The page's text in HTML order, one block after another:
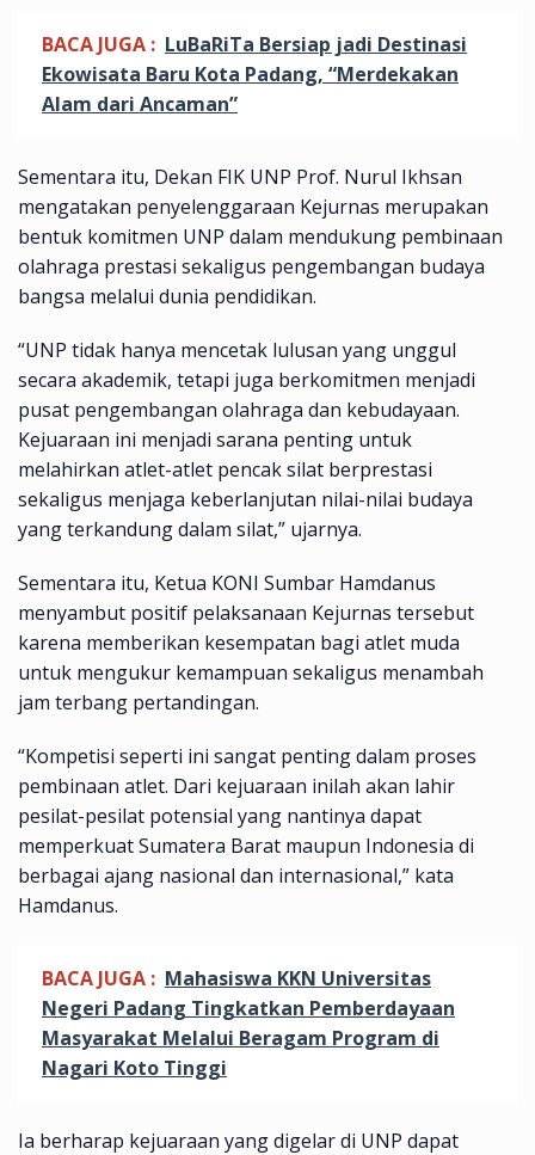
BACA JUGA : LuBaRiTa Bersiap jadi Destinasi
Ekowisata Baru Kota Padang, “Merdekakan
Alam dari Ancaman”
Sementara itu, Dekan FIK UNP Prof. Nurul Ikhsan
mengatakan penyelenggaraan Kejurnas merupakan
bentuk komitmen UNP dalam mendukung pembinaan
olahraga prestasi sekaligus pengembangan budaya
bangsa melalui dunia pendidikan.
“UNP tidak hanya mencetak lulusan yang unggul
secara akademik, tetapi juga berkomitmen menjadi
pusat pengembangan olahraga dan kebudayaan.
Kejuaraan ini menjadi sarana penting untuk
melahirkan atlet-atlet pencak silat berprestasi
sekaligus menjaga keberlanjutan nilai-nilai budaya
yang terkandung dalam silat,” ujarnya.
Sementara itu, Ketua KONI Sumbar Hamdanus
menyambut positif pelaksanaan Kejurnas tersebut
karena memberikan kesempatan bagi atlet muda
untuk mengukur kemampuan sekaligus menambah
jam terbang pertandingan.
“Kompetisi seperti ini sangat penting dalam proses
pembinaan atlet. Dari kejuaraan inilah akan lahir
pesilat-pesilat potensial yang nantinya dapat
memperkuat Sumatera Barat maupun Indonesia di
berbagai ajang nasional dan internasional,” kata
Hamdanus.
BACA JUGA : Mahasiswa KKN Universitas
Negeri Padang Tingkatkan Pemberdayaan
Masyarakat Melalui Beragam Program di
Nagari Koto Tinggi
Ia berharap kejuaraan yang digelar di UNP dapat